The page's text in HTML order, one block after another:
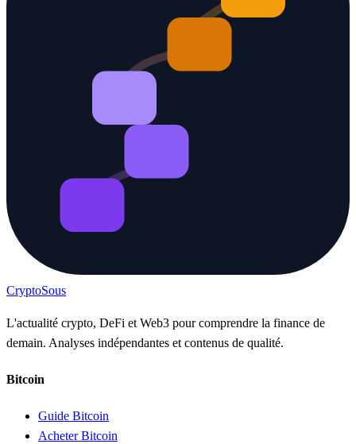
CryptoSous
L'actualité crypto, DeFi et Web3 pour comprendre la finance de
demain. Analyses indépendantes et contenus de qualité.
Bitcoin
Guide Bitcoin
Acheter Bitcoin